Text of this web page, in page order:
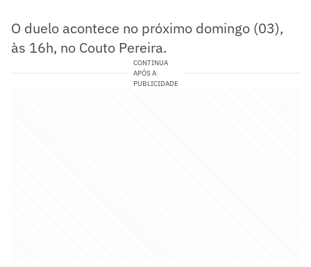
O duelo acontece no próximo domingo (03),
às 16h, no Couto Pereira.
CONTINUA
APÓS A
PUBLICIDADE